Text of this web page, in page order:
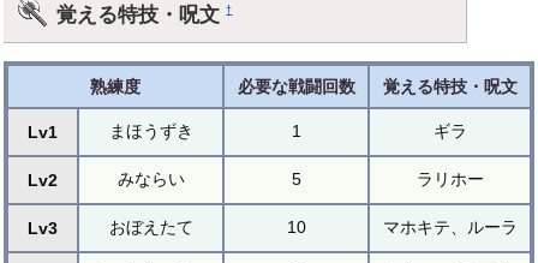
覚える特技・呪文†
熟練度 必要な戦闘回数 覚える特技・呪文
Lv1 まほうずき 1 ギラ
Lv2 みならい 5 ラリホー
Lv3 おぼえたて 10 マホキテ、ルーラ